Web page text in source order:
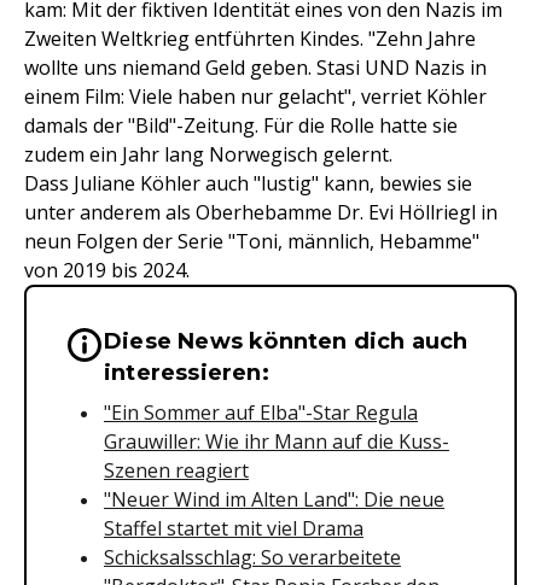
kam: Mit der fiktiven Identität eines von den Nazis im
Zweiten Weltkrieg entführten Kindes. "Zehn Jahre
wollte uns niemand Geld geben. Stasi UND Nazis in
einem Film: Viele haben nur gelacht", verriet Köhler
damals der "Bild"-Zeitung. Für die Rolle hatte sie
zudem ein Jahr lang Norwegisch gelernt.
Dass Juliane Köhler auch "lustig" kann, bewies sie
unter anderem als Oberhebamme Dr. Evi Höllriegl in
neun Folgen der Serie "Toni, männlich, Hebamme"
von 2019 bis 2024.
Wichtige Hinweise &
Diese News könnten dich auch
interessieren:
"Ein Sommer auf Elba"-Star Regula
Grauwiller: Wie ihr Mann auf die Kuss-
Szenen reagiert
"Neuer Wind im Alten Land": Die neue
Staffel startet mit viel Drama
Schicksalsschlag: So verarbeitete